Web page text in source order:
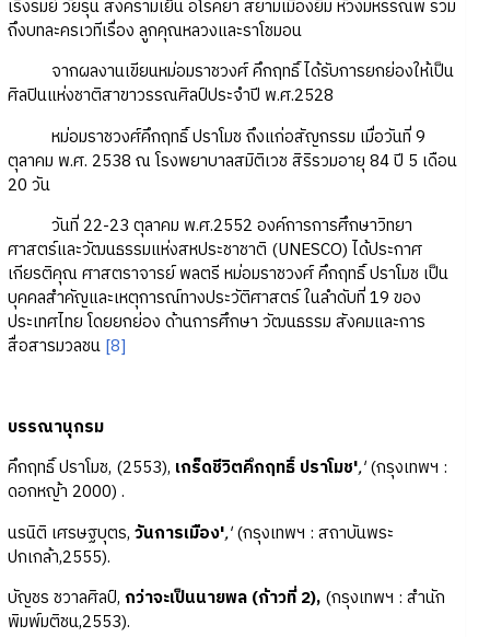
เริงรมย์ วัยรุ่น สงครามเย็น อโรคยา สยามเมืองยิ้ม ห้วงมหรรณพ รวม
ถึงบทละครเวทีเรื่อง ลูกคุณหลวงและราโชมอน
จากผลงานเขียนหม่อมราชวงศ์ คึกฤทธิ์ ได้รับการยกย่องให้เป็น
ศิลปินแห่งชาติสาขาวรรณศิลป์ประจำปี พ.ศ.2528
หม่อมราชวงศ์คึกฤทธิ์ ปราโมช ถึงแก่อสัญกรรม เมื่อวันที่ 9
ตุลาคม พ.ศ. 2538 ณ โรงพยาบาลสมิติเวช สิริรวมอายุ 84 ปี 5 เดือน
20 วัน
วันที่ 22-23 ตุลาคม พ.ศ.2552 องค์การการศึกษาวิทยา
ศาสตร์และวัฒนธรรมแห่งสหประชาชาติ (UNESCO) ได้ประกาศ
เกียรติคุณ ศาสตราจารย์ พลตรี หม่อมราชวงศ์ คึกฤทธิ์ ปราโมช เป็น
บุคคลสำคัญและเหตุการณ์ทางประวัติศาสตร์ ในลำดับที่ 19 ของ
ประเทศไทย โดยยกย่อง ด้านการศึกษา วัฒนธรรม สังคมและการ
สื่อสารมวลชน [8]
บรรณานุกรม
คึกฤทธิ์ ปราโมช, (2553), เกร็ดชีวิตคึกฤทธิ์ ปราโมช','(กรุงเทพฯ :
ดอกหญ้า 2000) .
นรนิติ เศรษฐบุตร, วันการเมือง','(กรุงเทพฯ : สถาบันพระ
ปกเกล้า,2555).
บัญชร ชวาลศิลป์, กว่าจะเป็นนายพล (ก้าวที่ 2),(กรุงเทพฯ : สำนัก
พิมพ์มติชน,2553).